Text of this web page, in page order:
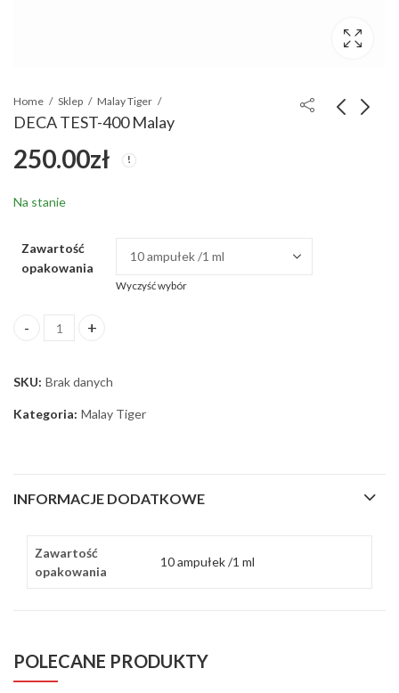
Home Sklep Malay Tiger
DECA TEST-400 Malay
250.00zł
Na stanie
Zawartość
opakowania
Wyczyść wybór
DECA TEST-400 Malay ilość
SKU: Brak danych
Kategoria: Malay Tiger
INFORMACJE DODATKOWE
Zawartość
opakowania
10 ampułek /1 ml
POLECANE PRODUKTY